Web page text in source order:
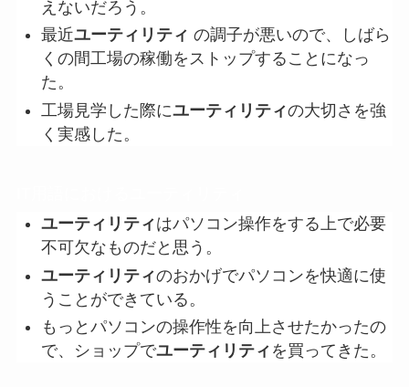
えないだろう。
最近ユーティリティ の調子が悪いので、しばら
くの間工場の稼働をストップすることになっ
た。
工場見学した際にユーティリティの大切さを強
く実感した。
ユーティリティはパソコン操作をする上で必要
不可欠なものだと思う。
ユーティリティのおかげでパソコンを快適に使
うことができている。
もっとパソコンの操作性を向上させたかったの
で、ショップでユーティリティ を買ってきた。